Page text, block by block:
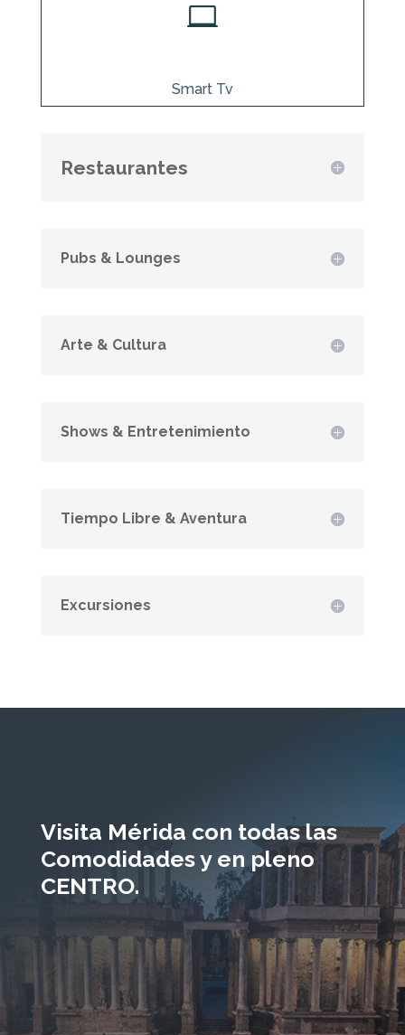

Smart Tv
Restaurantes
Pubs & Lounges
Arte & Cultura
Shows & Entretenimiento
Tiempo Libre & Aventura
Excursiones
Visita Mérida con todas las
Comodidades y en pleno
CENTRO.